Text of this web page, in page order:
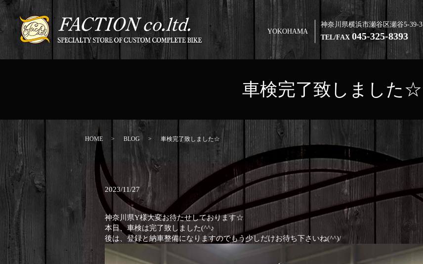
YOKOHAMA
神奈川県横浜市瀬谷区瀬谷5-39-3
TEL/FAX045-325-8393
車検完了致しました☆
HOME BLOG 車検完了致しました☆
2023/11/27
神奈川県Y様大変お待たせしております☆
本日、車検は完了致しました(^^♪
後は、登録と納車整備になりますのでもう少しだけお待ち下さいね(^^)/